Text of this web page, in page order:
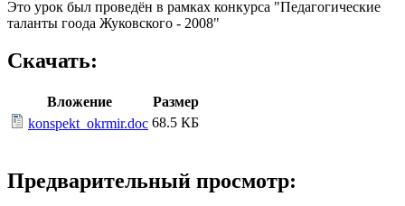
Это урок был проведён в рамках конкурса "Педагогические
таланты гоода Жуковского - 2008"
Скачать:
Вложение
Размер
konspekt_okrmir.doc 68.5 КБ
Предварительный просмотр: